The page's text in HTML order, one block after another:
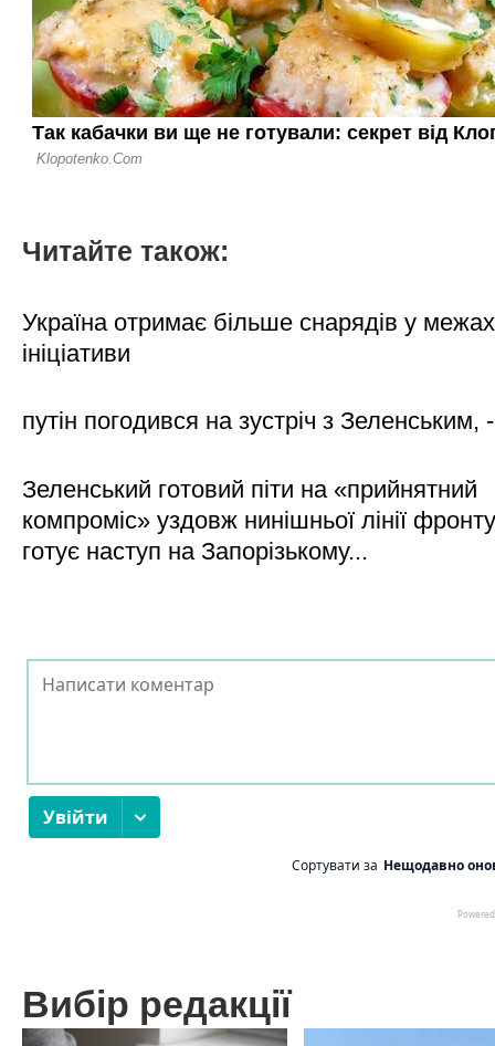
Читайте також:
Україна отримає більше снарядів у межах
ініціативи
путін погодився на зустріч з Зеленським,
Зеленський готовий піти на «прийнятний
компроміс» уздовж нинішньої лінії
готує наступ на Запорізькому...
Вибір редакції